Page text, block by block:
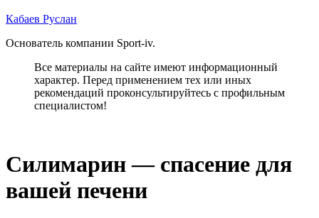
Кабаев Руслан
Основатель компании Sport-iv.
Все материалы на сайте имеют информационный
характер. Перед применением тех или иных
рекомендаций проконсультируйтесь с профильным
специалистом!
Силимарин — спасение для
вашей печени